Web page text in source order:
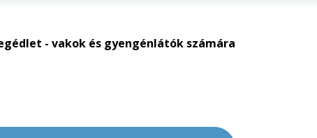
- vakok és gyengénlátók számára